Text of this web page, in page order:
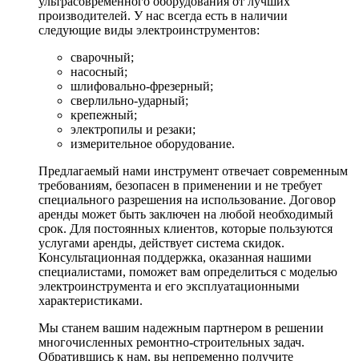
производителей. У нас всегда есть в наличии
следующие виды электроинструментов:
сварочный;
насосный;
шлифовально-фрезерный;
сверлильно-ударный;
крепежный;
электропилы и резаки;
измерительное оборудование.
Предлагаемый нами инструмент отвечает современным
требованиям, безопасен в применении и не требует
специального разрешения на использование. Договор
аренды может быть заключен на любой необходимый
срок. Для постоянных клиентов, которые пользуются
услугами аренды, действует система скидок.
Консультационная поддержка, оказанная нашими
специалистами, поможет вам определиться с моделью
электроинструмента и его эксплуатационными
характеристиками.
Мы станем вашим надежным партнером в решении
многочисленных ремонтно-строительных задач.
Обратившись к нам, вы непременно получите